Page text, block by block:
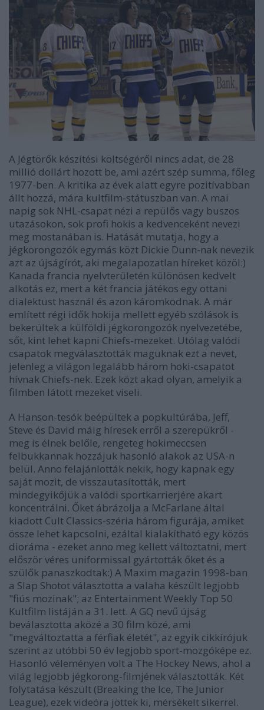
A Jégtörők készítési költségéről nincs adat, de 28
millió dollárt hozott be, ami azért szép summa, főleg
1977-ben. A kritika az évek alatt egyre pozitívabban
állt hozzá, mára kultfilm-státuszban van. A mai
napig sok NHL-csapat nézi a repülős vagy buszos
utazásokon, sok profi hokis a kedvenceként nevezi
meg mostanában is. Hatását mutatja, hogy a
jégkorongozók egymás közt Dickie Dunn-nak nevezik
azt az újságírót, aki megalapozatlan híreket közöl:)
Kanada francia nyelvterületén különösen kedvelt
alkotás ez, mert a két francia játékos egy ottani
dialektust használ és azon káromkodnak. A már
említett régi idők hokija mellett egyéb szólások is
bekerültek a külföldi jégkorongozók nyelvezetébe,
sőt, kint lehet kapni Chiefs-mezeket. Utólag valódi
csapatok megválasztották maguknak ezt a nevet,
jelenleg a világon legalább három hoki-csapatot
hívnak Chiefs-nek. Ezek közt akad olyan, amelyik a
filmben látott mezeket viseli.
A Hanson-tesók beépültek a popkultúrába, Jeff,
Steve és David máig híresek erről a szerepükről -
meg is élnek belőle, rengeteg hokimeccsen
felbukkannak hozzájuk hasonló alakok az USA-n
belül. Anno felajánlották nekik, hogy kapnak egy
saját mozit, de visszautasították, mert
mindegyikőjük a valódi sportkarrierjére akart
koncentrálni. Őket ábrázolja a McFarlane által
kiadott Cult Classics-széria három figurája, amiket
össze lehet kapcsolni, ezáltal kialakítható egy közös
dioráma - ezeket anno meg kellett változtatni, mert
először véres uniformissal gyártották őket és a
szülők panaszkodtak:) A Maxim magazin 1998-ban
a Slap Shotot választotta a valaha készült legjobb
"fiús mozinak"; az Entertainment Weekly Top 50
Kultfilm listáján a 31. lett. A GQ nevű újság
beválasztotta aközé a 30 film közé, ami
"megváltoztatta a férfiak életét", az egyik cikkírójuk
szerint az utóbbi 50 év legjobb sport-mozgóképe ez.
Hasonló véleményen volt a The Hockey News, ahol a
világ legjobb jégkorong-filmjének választották. Két
folytatása készült (Breaking the Ice, The Junior
League), ezek videóra jöttek ki, mérsékelt sikerrel.